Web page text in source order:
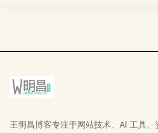
王明昌博客专注于网站技术、AI 工具